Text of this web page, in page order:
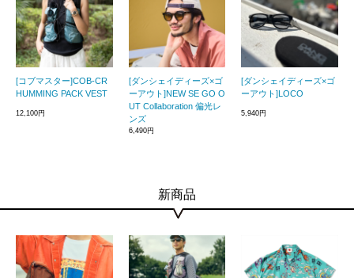
[コブマスター]COB-CR
HUMMING PACK VEST
12,100円
[ダンシェイディーズ×ゴ
ーアウト]NEW SE GO O
UT Collaboration 偏光レ
ンズ
6,490円
[ダンシェイディーズ×ゴ
ーアウト]LOCO
5,940円
新商品